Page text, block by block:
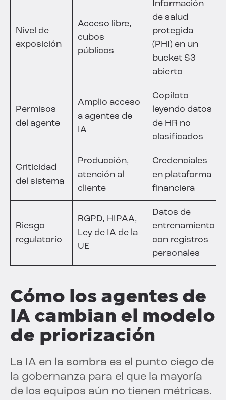
Nivel de
exposición
Acceso libre,
cubos
públicos
Información
de salud
protegida
(PHI) en un
bucket S3
abierto
Permisos
del agente
Amplio acceso
a agentes de
IA
Copiloto
leyendo datos
de HR no
clasificados
Criticidad
del sistema
Producción,
atención al
cliente
Credenciales
en plataforma
financiera
Riesgo
regulatorio
RGPD, HIPAA,
Ley de IA de la
UE
Datos de
entrenamiento
con registros
personales
Cómo los agentes de
IA cambian el modelo
de priorización
La IA en la sombra es el punto ciego de
la gobernanza para el que la mayoría
de los equipos aún no tienen métricas.